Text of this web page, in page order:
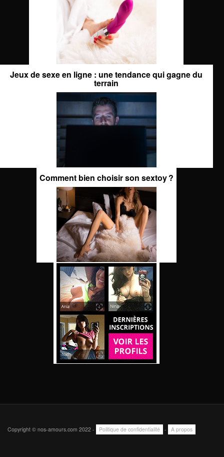
Jeux de sexe en ligne : une tendance qui gagne du
terrain
Comment bien choisir son sextoy ?
Copyright © nos-amours.com 2022 - Politique de confidentialité - A propos